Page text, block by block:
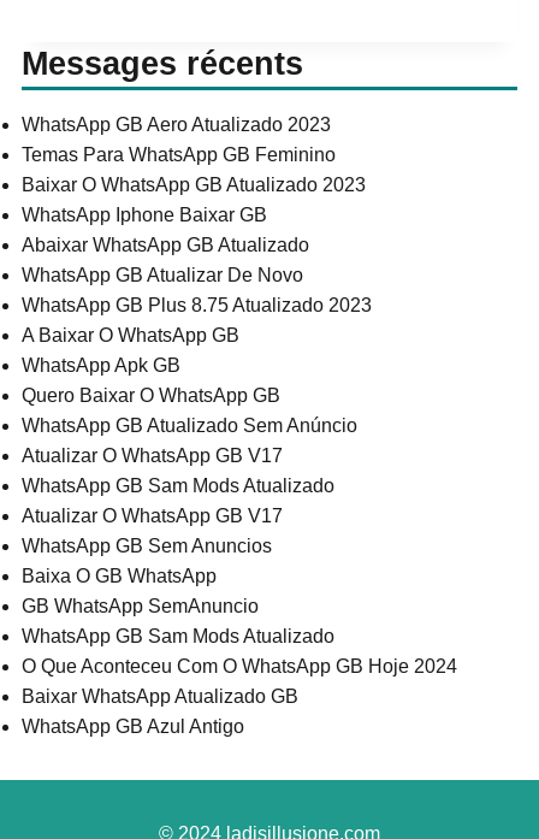
Messages récents
WhatsApp GB Aero Atualizado 2023
Temas Para WhatsApp GB Feminino
Baixar O WhatsApp GB Atualizado 2023
WhatsApp Iphone Baixar GB
Abaixar WhatsApp GB Atualizado
WhatsApp GB Atualizar De Novo
WhatsApp GB Plus 8.75 Atualizado 2023
A Baixar O WhatsApp GB
WhatsApp Apk GB
Quero Baixar O WhatsApp GB
WhatsApp GB Atualizado Sem Anúncio
Atualizar O WhatsApp GB V17
WhatsApp GB Sam Mods Atualizado
Atualizar O WhatsApp GB V17
WhatsApp GB Sem Anuncios
Baixa O GB WhatsApp
GB WhatsApp SemAnuncio
WhatsApp GB Sam Mods Atualizado
O Que Aconteceu Com O WhatsApp GB Hoje 2024
Baixar WhatsApp Atualizado GB
WhatsApp GB Azul Antigo
© 2024 ladisillusione.com